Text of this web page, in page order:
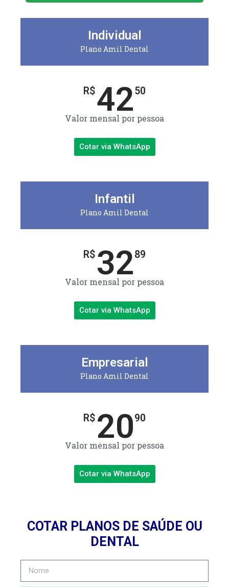
Individual
Plano Amil Dental
R$4250
Valor mensal por pessoa
Cotar via WhatsApp
Infantil
Plano Amil Dental
R$ 3289
Valor mensal por pessoa
Cotar via WhatsApp
Empresarial
Plano Amil Dental
R$ 2090
Valor mensal por pessoa
Cotar via WhatsApp
COTAR PLANOS DE SAÚDE OU
DENTAL